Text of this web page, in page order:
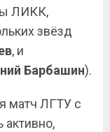
ЛИКК,
звёзд
, и
Барбашин).
матч ЛГТУ с
активно,